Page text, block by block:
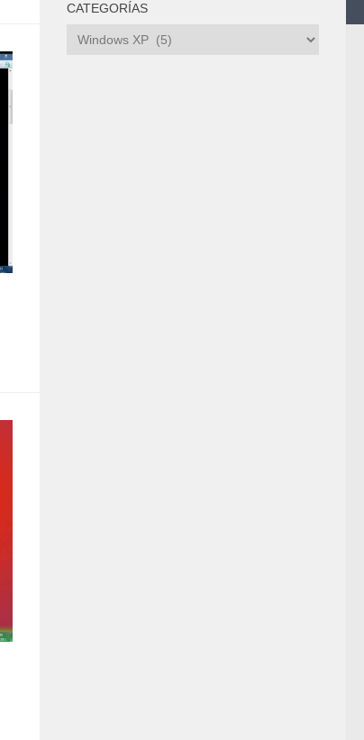
CATEGORÍAS
Categorías